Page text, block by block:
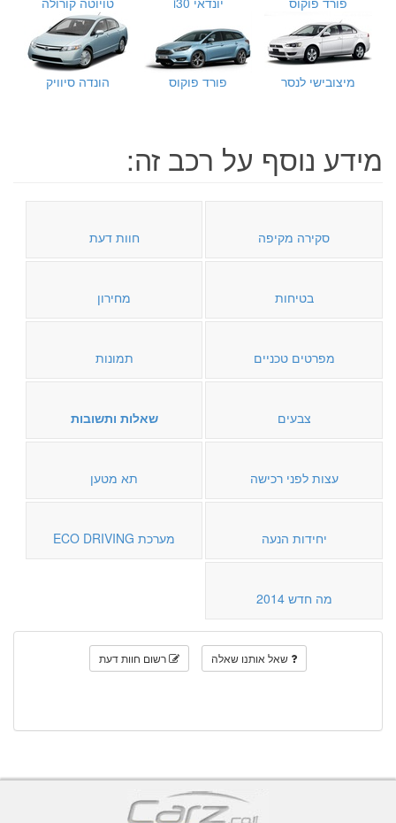
מיצובישי לנסר פורד פוקוס הונדה סיוויק
מידע נוסף על רכב זה:
סקירה מקיפה חוות דעת
בטיחות מחירון
מפרטים טכניים תמונות
צבעים שאלות ותשובות
עצות לפני רכישה תא מטען
יחידות הנעה מערכת ECO DRIVING
מה חדש 2014
שאל אותנו שאלה רשום חוות דעת